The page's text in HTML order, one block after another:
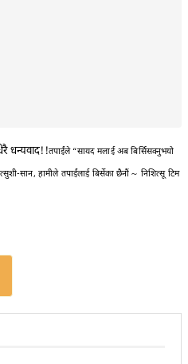
धन्यवाद!!तपाईंले “सायद मलाई अब बिर्सिसक्नुभयो
सान, हामीले तपाईंलाई बिर्सेका छैनौं～ निशित्सू टिम